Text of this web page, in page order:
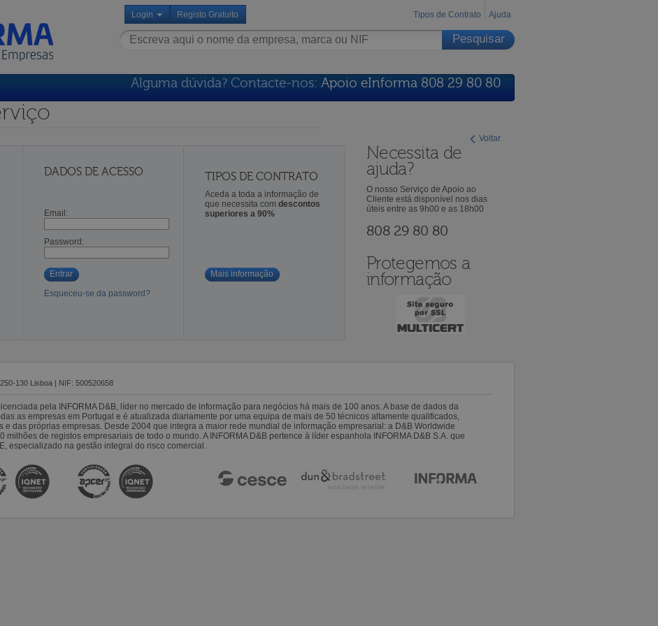
Login Registo Gratuito Tipos de Contrato Ajuda
Alguma dúvida? Contacte-nos: Apoio eInforma 808 29 80 80
Voltar
DADOS DE ACESSO
Email:
Password:
Entrar
Esqueceu-se da password?
TIPOS DE CONTRATO
Aceda a toda a informação de
que necessita comdescontos
superiores a 90%
Mais informação
Necessita de
ajuda?
O nosso Serviço de Apoio ao
Cliente está disponível nos dias
úteis entre as 9h00 e as 18h00
808 29 80 80
Protegemos a
informação
130 Lisboa | NIF: 500520658
pela INFORMA D&B, líder no mercado de informação para negócios há mais de 100 anos. A base de dados da
as empresas em Portugal e é atualizada diariamente por uma equipa de mais de 50 técnicos altamente qualificados,
e das próprias empresas. Desde 2004 que integra a maior rede mundial de informação empresarial: a D&B Worldwide
milhões de registos empresariais de todo o mundo. A INFORMA D&B pertence à líder espanhola INFORMA D&B S.A. que
especializado na gestão integral do risco comercial.